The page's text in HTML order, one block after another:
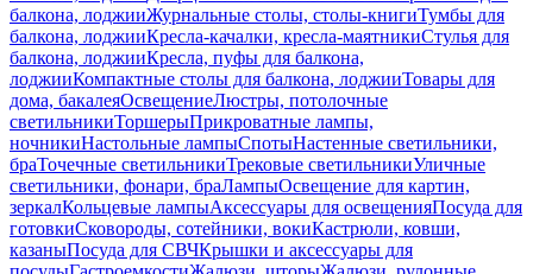
балкона, лоджииЖурнальные столы, столы-книгиТумбы для
балкона, лоджииКресла-качалки, кресла-маятникиСтулья для
балкона, лоджииКресла, пуфы для балкона,
лоджииКомпактные столы для балкона, лоджииТовары для
дома, бакалеяОсвещениеЛюстры, потолочные
светильникиТоршерыПрикроватные лампы,
ночникиНастольные лампыСпотыНастенные светильники,
браТочечные светильникиТрековые светильникиУличные
светильники, фонари, браЛампыОсвещение для картин,
зеркалКольцевые лампыАксессуары для освещенияПосуда для
готовкиСковороды, сотейники, вокиКастрюли, ковши,
казаныПосуда для СВЧКрышки и аксессуары для